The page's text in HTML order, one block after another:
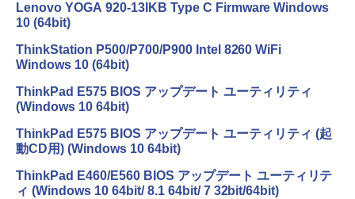
Lenovo YOGA 920-13IKB Type C Firmware Windows
10 (64bit)
ThinkStation P500/P700/P900 Intel 8260 WiFi
Windows 10 (64bit)
ThinkPad E575 BIOS アップデート ユーティリティ
(Windows 10 64bit)
ThinkPad E575 BIOS アップデート ユーティリティ (起
動CD用) (Windows 10 64bit)
ThinkPad E460/E560 BIOS アップデート ユーティリテ
ィ (Windows 10 64bit/ 8.1 64bit/ 7 32bit/64bit)